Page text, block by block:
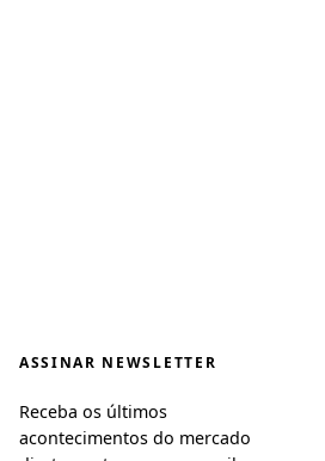
ASSINAR NEWSLETTER
Receba os últimos
acontecimentos do mercado